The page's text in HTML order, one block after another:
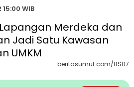
WIB
beritasumut.com/BS07